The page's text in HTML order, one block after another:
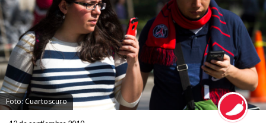
Foto: Cuartoscuro